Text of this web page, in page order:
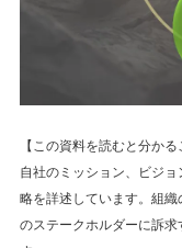
【この資料を読むと分かる
自社のミッション、ビジ
略を詳述しています。組
のステークホルダーに訴